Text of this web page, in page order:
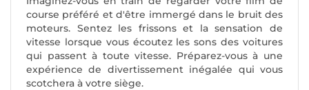
course préféré et d'être immergé dans le bruit des
moteurs. Sentez les frissons et la sensation de
vitesse lorsque vous écoutez les sons des voitures
qui passent à toute vitesse. Préparez-vous à une
expérience de divertissement inégalée qui vous
scotchera à votre siège.